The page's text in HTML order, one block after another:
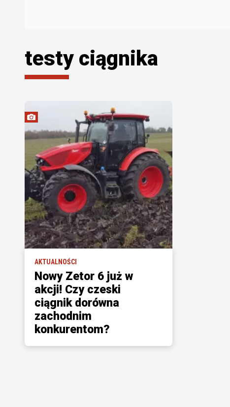
testy ciągnika
AKTUALNOŚCI
Nowy Zetor 6 już w
akcji! Czy czeski
ciągnik dorówna
zachodnim
konkurentom?